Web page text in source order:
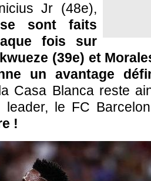
Jr (48e),
sont faits
fois sur
(39e) et
un avantage
Casa Blanca reste
leader, le FC
!